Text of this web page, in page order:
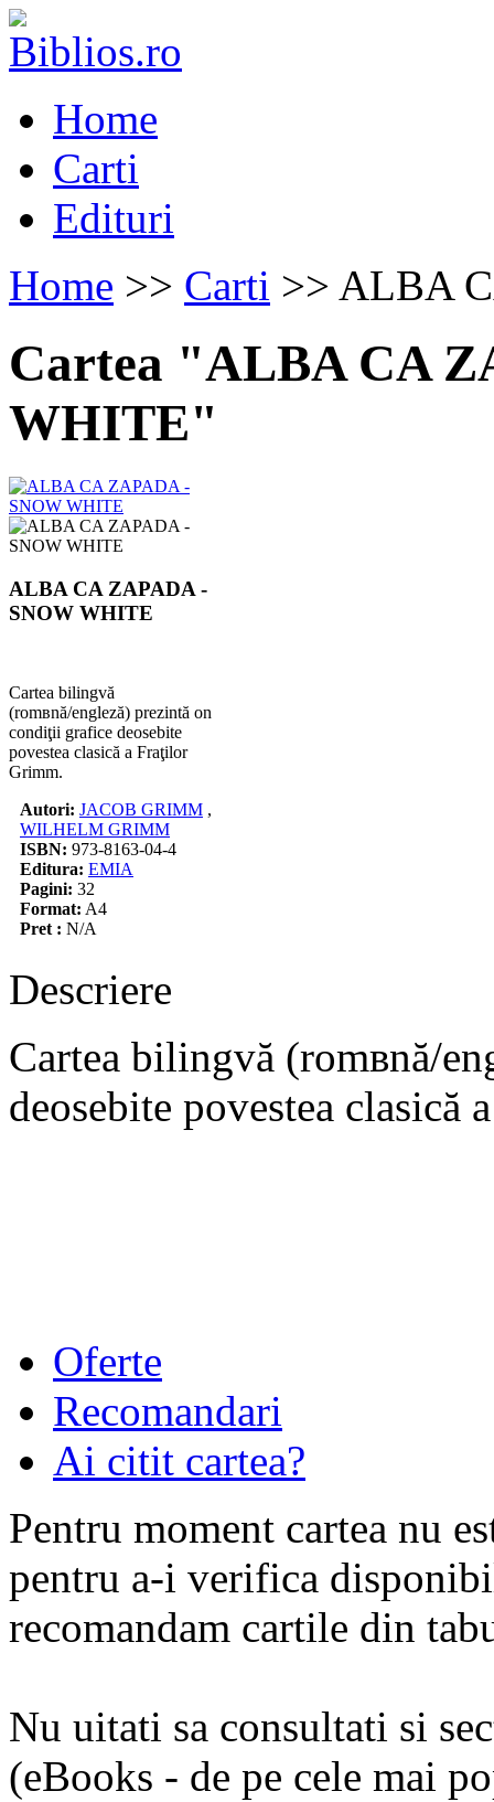
Home
Carti
Edituri
Home >> Carti >> ALBA
Cartea "ALBA CA
WHITE"
ALBA CA ZAPADA -
SNOW WHITE
Cartea bilingvă
(romвnă/engleză) prezintă оn
condiţii grafice deosebite
povestea clasică a Fraţilor
Grimm.
Autori: JACOB GRIMM ,
WILHELM GRIMM
ISBN: 973-8163-04-4
Editura: EMIA
Pagini: 32
Format: A4
Pret : N/A
Descriere
Cartea bilingvă (romвnă/
deosebite povestea clasică
Oferte
Recomandari
Ai citit cartea?
Pentru moment cartea nu
pentru a-i verifica
recomandam cartile din
Nu uitati sa consultati si
(eBooks - de pe cele mai